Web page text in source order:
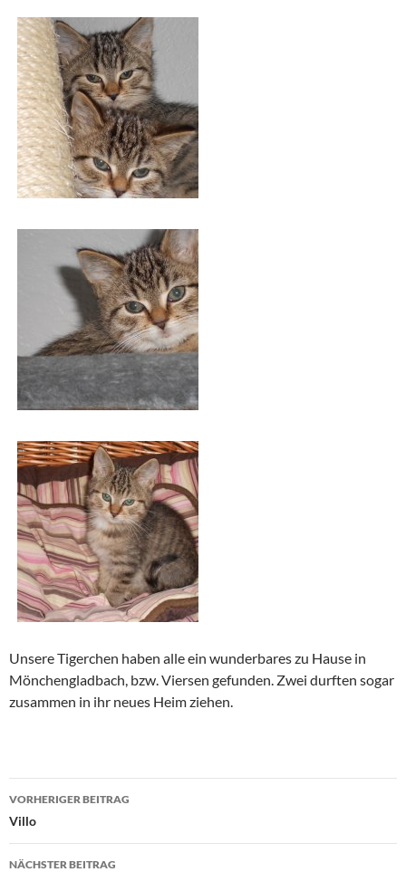
Unsere Tigerchen haben alle ein wunderbares zu Hause in
Mönchengladbach, bzw. Viersen gefunden. Zwei durften sogar
zusammen in ihr neues Heim ziehen.
Beitragsnavigation
VORHERIGER BEITRAG
Villo
NÄCHSTER BEITRAG